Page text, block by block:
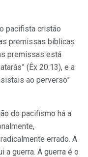
pacifista cristão
premissas bíblicas
premissas está
(Êx 20:13), e a
ao perverso”
do pacifismo há a
errado. A
a guerra. A guerra é o